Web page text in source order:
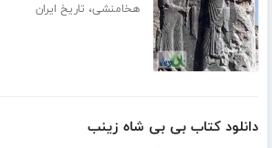
هخامنشی، تاریخ ایران
دانلود کتاب بی بی شاه زینب